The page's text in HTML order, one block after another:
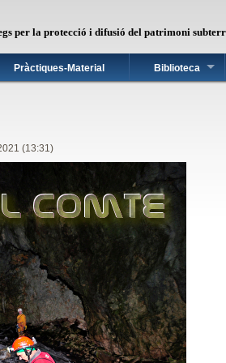
per la protecció i difusió del patrimoni
Pràctiques-Material Biblioteca
(13:31)